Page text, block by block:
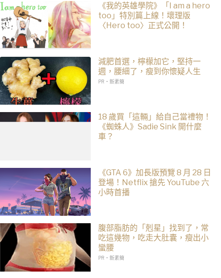
《我的英雄學院》「I am a hero
too」特別篇上線！壞理版
〈Hero too〉正式公開！
減肥首選，檸檬加它，堅持一
週，腰細了，瘦到你懷疑人生
PR・新素簡
18 歲買「這輛」給自己當禮物！
《蜘蛛人》Sadie Sink 開什麼
車？
《GTA 6》加長版預覽 8 月 28 日
登場！Netflix 搶先 YouTube 六
小時首播
腹部脂肪的「剋星」找到了，常
吃這幾物，吃走大肚囊，瘦出小
蠻腰
PR・新素簡